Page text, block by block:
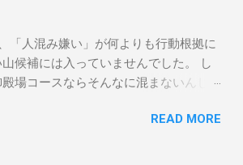
。その場で血液検査をしてもらい、腎
ました。が、腎臓医療用の食事を与え
がちょっと寒い。今回、真冬用の中ボ
山用のCW-Xのタイツという、残雪な
。 （✳︎結果：意外とこれでも大丈夫
屋 この時期は休業中です。ここで軽ア
人混み嫌い」が何よりも行動根拠に
候補には入っていませんでした。 し
場コースならそんなに混まないんじゃ
払い、QRコードを見せて入場します
READ MORE